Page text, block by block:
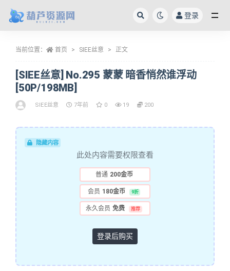
登录
当前位置： 首页 SIEE丝意 正文
[SIEE丝意] No.295 蒙蒙 暗香悄然谁浮动
[50P/198MB]
SIEE丝意 7年前 0 19 200
隐藏内容
此处内容需要权限查看
普通 200金币
会员 180金币 9折
永久会员 免费 推荐
登录后购买